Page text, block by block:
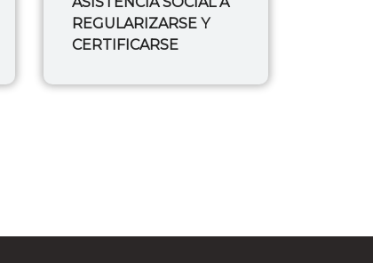
REGULARIZARSE Y
CERTIFICARSE